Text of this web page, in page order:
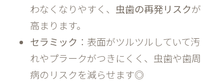
わなくなりやすく、 虫歯の再発リスクが
高まります。
セラミック ：表面がツルツルしていて汚
れやプラークがつきにくく、虫歯や歯周
病のリスクを減らせます◎